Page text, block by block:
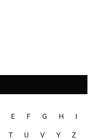
E F G H I
T U V Y Z